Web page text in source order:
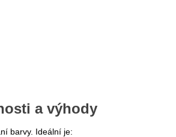
a výhody
barvy. Ideální je: